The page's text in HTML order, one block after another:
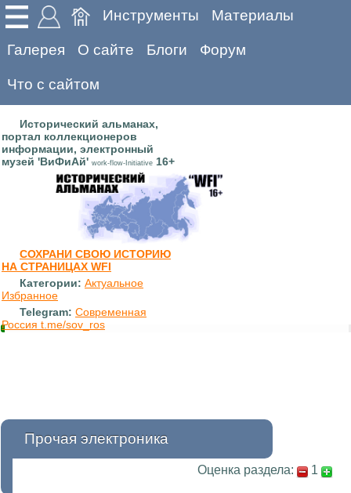
Инструменты Материалы
Галерея О сайте Блоги Форум
Что с сайтом
Исторический альманах,
портал коллекционеров
информации, электронный
музей 'ВиФиАй' work-flow-Initiative 16+
СОХРАНИ СВОЮ ИСТОРИЮ
НА СТРАНИЦАХ WFI
Категории: Актуальное
Избранное
Telegram: Современная
Россия t.me/sov_ros
Прочая электроника
Оценка раздела: 1